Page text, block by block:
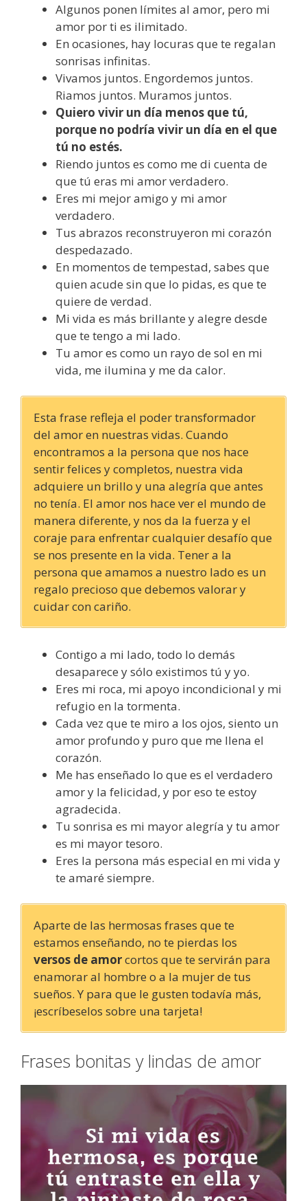
Algunos ponen límites al amor, pero mi
amor por ti es ilimitado.
En ocasiones, hay locuras que te regalan
sonrisas infinitas.
Vivamos juntos. Engordemos juntos.
Riamos juntos. Muramos juntos.
Quiero vivir un día menos que tú,
porque no podría vivir un día en el que
tú no estés.
Riendo juntos es como me di cuenta de
que tú eras mi amor verdadero.
Eres mi mejor amigo y mi amor
verdadero.
Tus abrazos reconstruyeron mi corazón
despedazado.
En momentos de tempestad, sabes que
quien acude sin que lo pidas, es que te
quiere de verdad.
Mi vida es más brillante y alegre desde
que te tengo a mi lado.
Tu amor es como un rayo de sol en mi
vida, me ilumina y me da calor.
Esta frase refleja el poder transformador
del amor en nuestras vidas. Cuando
encontramos a la persona que nos hace
sentir felices y completos, nuestra vida
adquiere un brillo y una alegría que antes
no tenía. El amor nos hace ver el mundo de
manera diferente, y nos da la fuerza y el
coraje para enfrentar cualquier desafío que
se nos presente en la vida. Tener a la
persona que amamos a nuestro lado es un
regalo precioso que debemos valorar y
cuidar con cariño.
Contigo a mi lado, todo lo demás
desaparece y sólo existimos tú y yo.
Eres mi roca, mi apoyo incondicional y mi
refugio en la tormenta.
Cada vez que te miro a los ojos, siento un
amor profundo y puro que me llena el
corazón.
Me has enseñado lo que es el verdadero
amor y la felicidad, y por eso te estoy
agradecida.
Tu sonrisa es mi mayor alegría y tu amor
es mi mayor tesoro.
Eres la persona más especial en mi vida y
te amaré siempre.
Aparte de las hermosas frases que te
estamos enseñando, no te pierdas los
versos de amorcortos que te servirán para
enamorar al hombre o a la mujer de tus
sueños. Y para que le gusten todavía más,
¡escríbeselos sobre una tarjeta!
Frases bonitas y lindas de amor